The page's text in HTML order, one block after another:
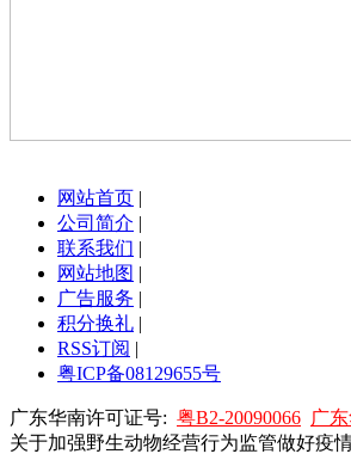
网站首页 |
公司简介 |
联系我们 |
网站地图 |
广告服务 |
积分换礼 |
RSS订阅 |
粤ICP备08129655号
广东华南许可证号: 粤B2-20090066 广
关于加强野生动物经营行为监管做好疫